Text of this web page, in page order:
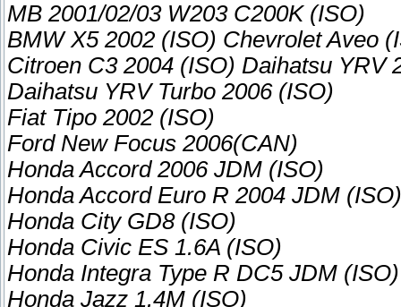
MB 2001/02/03 W203 C200K (ISO)
BMW X5 2002 (ISO) Chevrolet Aveo
Citroen C3 2004 (ISO) Daihatsu YRV
Daihatsu YRV Turbo 2006 (ISO)
Fiat Tipo 2002 (ISO)
Ford New Focus 2006(CAN)
Honda Accord 2006 JDM (ISO)
Honda Accord Euro R 2004 JDM (ISO)
Honda City GD8 (ISO)
Honda Civic ES 1.6A (ISO)
Honda Integra Type R DC5 JDM (ISO)
Honda Jazz 1.4M (ISO)